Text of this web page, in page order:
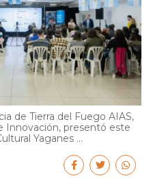
de Tierra del Fuego AIAS,
Innovación, presentó este
Yaganes ...